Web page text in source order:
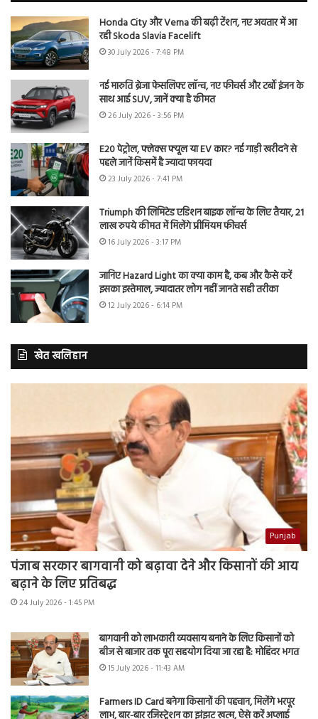
Honda City और Verna की बढ़ी टेंशन, नए अवतार में आ
रही Skoda Slavia Facelift
30 July 2026 - 7:48 PM
नई मारुति ब्रेजा फेसलिफ्ट लॉन्च, नए फीचर्स और टर्बो इंजन के
साथ आई SUV, जानें क्या है कीमत
26 July 2026 - 3:56 PM
E20 पेट्रोल, फ्लेक्स फ्यूल या EV कार? नई गाड़ी खरीदने से
पहले जानें किसमें है ज्यादा फायदा
23 July 2026 - 7:41 PM
Triumph की लिमिटेड एडिशन बाइक लॉन्च के लिए तैयार, 21
लाख रुपये कीमत में मिलेंगे प्रीमियम फीचर्स
16 July 2026 - 3:17 PM
जानिए Hazard Light का क्या काम है, कब और कैसे करें
इसका इस्तेमाल, ज्यादातर लोग नहीं जानते सही तरीका
12 July 2026 - 6:14 PM
खेत खलिहान
Punjab
पंजाब सरकार बागवानी को बढ़ावा देने और किसानों की आय
बढ़ाने के लिए प्रतिबद्ध
24 July 2026 - 1:45 PM
बागवानी को लाभकारी व्यवसाय बनाने के लिए किसानों को
बीज से बाजार तक पूरा सहयोग दिया जा रहा है: मोहिंदर भगत
15 July 2026 - 11:43 AM
Farmers ID Card बनेगा किसानों की पहचान, मिलेंगे भरपूर
लाभ, बार-बार रजिस्ट्रेशन का झंझट खत्म, ऐसे करें अप्लाई